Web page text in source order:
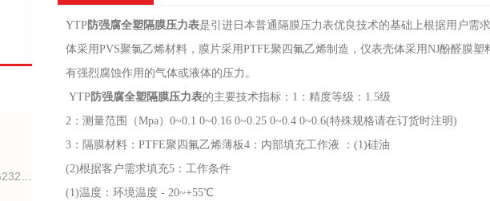
YTP 防强腐全塑隔膜压力表是引进日本普通隔膜压力表优良技术的基础上根据用户需
体采用PVS聚氯乙烯材料，膜片采用PTFE聚四氟乙烯制造，仪表壳体采用NJ酚醛膜
有强烈腐蚀作用的气体或液体的压力。
YTP 防强腐全塑隔膜压力表的主要技术指标：1：精度等级：1.5级
2：测量范围（Mpa）0~0.1 0~0.16 0~0.25 0~0.4 0~0.6(特殊规格请在订货时注明)
3：隔膜材料：PTFE聚四氟乙烯薄板4：内部填充工作液 ：(1)硅油
(2)根据客户需求填充5：工作条件
(1)温度：环境温度 - 20~+55℃